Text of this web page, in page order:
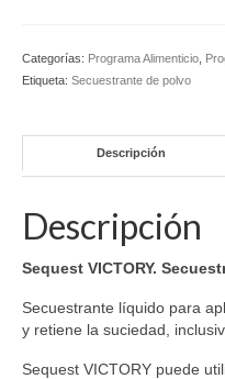
Categorías: Programa Alimenticio
Etiqueta: Secuestrante de polvo
Descripción
Descripción
Sequest VICTORY.
Secuestrante líquido para
y retiene la suciedad,
Sequest VICTORY puede